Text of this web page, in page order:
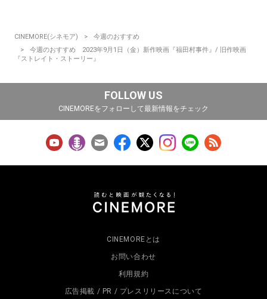
CINEMORE(シネモア)
今週のおすすめ
今週のおすすめ 2023年9月1日（金）新作映画『福田村事件』/ 旧作映画
『ストレイト・ストーリー』
FOLLOW US
CINEMOREをフォローして最新情報をチェック
CINEMOREとは
お問い合わせ
利用規約
広告掲載 / PR / プレスリリースについて